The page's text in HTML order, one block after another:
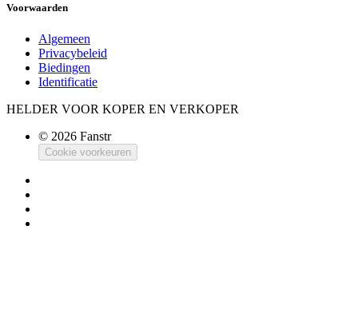
Voorwaarden
Algemeen
Privacybeleid
Biedingen
Identificatie
HELDER VOOR KOPER EN VERKOPER
© 2026 Fanstr
Cookie voorkeuren